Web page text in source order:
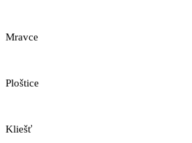
Mravce
Ploštice
Kliešť